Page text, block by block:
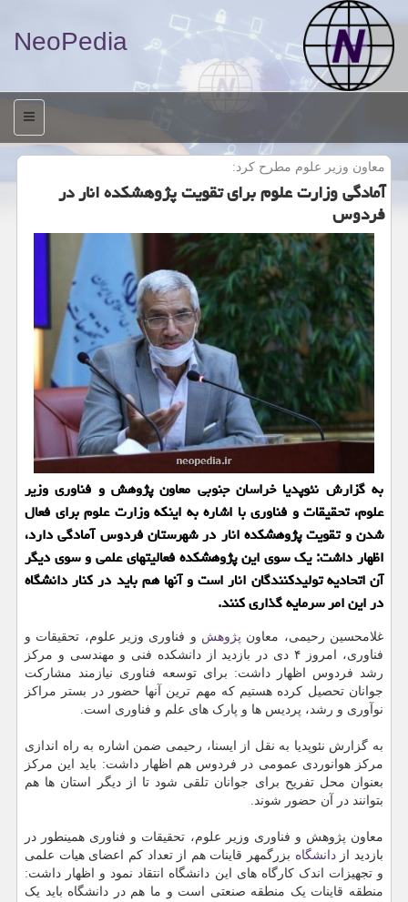
NeoPedia
منو
معاون وزیر علوم مطرح كرد:
آمادگی وزارت علوم برای تقویت پژوهشكده انار در
فردوس
به گزارش نئوپدیا خراسان جنوبی معاون پژوهش و فناوری وزیر
علوم، تحقیقات و فناوری با اشاره به اینکه وزارت علوم برای فعال
شدن و تقویت پژوهشکده انار در شهرستان فردوس آمادگی دارد،
اظهار داشت: یک سوی این پژوهشکده فعالیتهای علمی و سوی دیگر
آن اتحادیه تولیدکنندگان انار است و آنها هم باید در کنار دانشگاه
در این امر سرمایه گذاری کنند.
غلامحسین رحیمی، معاون پژوهش و فناوری وزیر علوم، تحقیقات و
فناوری، امروز ۴ دی در بازدید از دانشکده فنی و مهندسی و مرکز
رشد فردوس اظهار داشت: برای توسعه فناوری نیازمند مشارکت
جوانان تحصیل کرده هستیم که مهم ترین آنها حضور در بستر مراکز
نوآوری و رشد، پردیس ها و پارک های علم و فناوری است.
به گزارش نئوپدیا به نقل از ایسنا، رحیمی ضمن اشاره به راه اندازی
مرکز هوانوردی عمومی در فردوس هم اظهار داشت: باید این مرکز
بعنوان محل تفریح برای جوانان تلقی شود تا از دیگر استان ها هم
بتوانند در آن حضور شوند.
معاون پژوهش و فناوری وزیر علوم، تحقیقات و فناوری همینطور در
بازدید ازدانشگاه بزرگمهر قاینات هم از تعداد کم اعضای هیات علمی
و تجهیزات اندک کارگاه های این دانشگاه انتقاد نمود و اظهار داشت:
منطقه قاینات یک منطقه صنعتی است و ما هم در دانشگاه باید یک